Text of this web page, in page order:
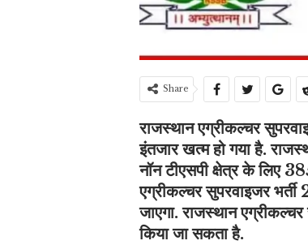
Share
राजस्थान एग्रीकल्चर
इंतजार खत्म हो गया है.
नॉन टीएसपी क्षेत्र के लिए
एग्रीकल्चर सुपरवाइजर
जाएगा. राजस्थान
किया जा सकता है.